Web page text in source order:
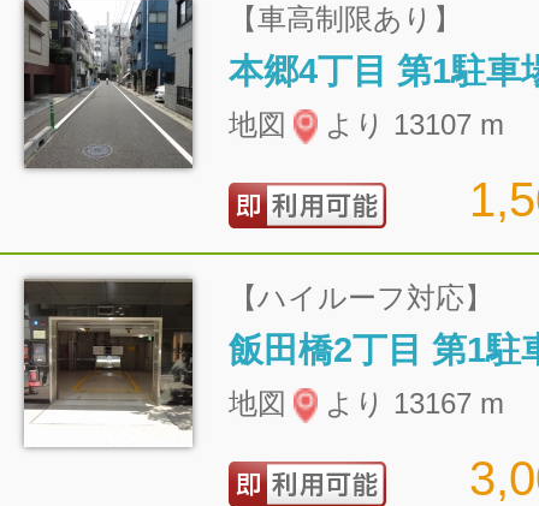
【車高制限あり】
本郷4丁目 第1駐車
地図 より 13107 m
【ハイルーフ対応】
飯田橋2丁目 第1駐
地図 より 13167 m